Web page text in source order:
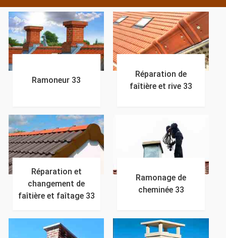
Ramoneur 33
Réparation de
faîtière et rive 33
Réparation et
changement de
faîtière et faîtage 33
Ramonage de
cheminée 33